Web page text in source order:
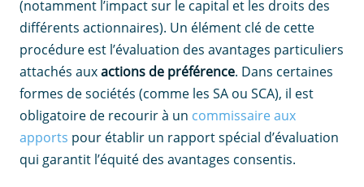
(notamment l’impact sur le capital et les droits des
différents actionnaires). Un élément clé de cette
procédure est l’évaluation des avantages particuliers
attachés auxactions de préférence. Dans certaines
formes de sociétés (comme les SA ou SCA), il est
obligatoire de recourir à un commissaire aux
apports pour établir un rapport spécial d’évaluation
qui garantit l’équité des avantages consentis.